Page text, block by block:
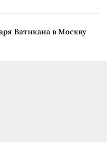
Ватикана в Москву